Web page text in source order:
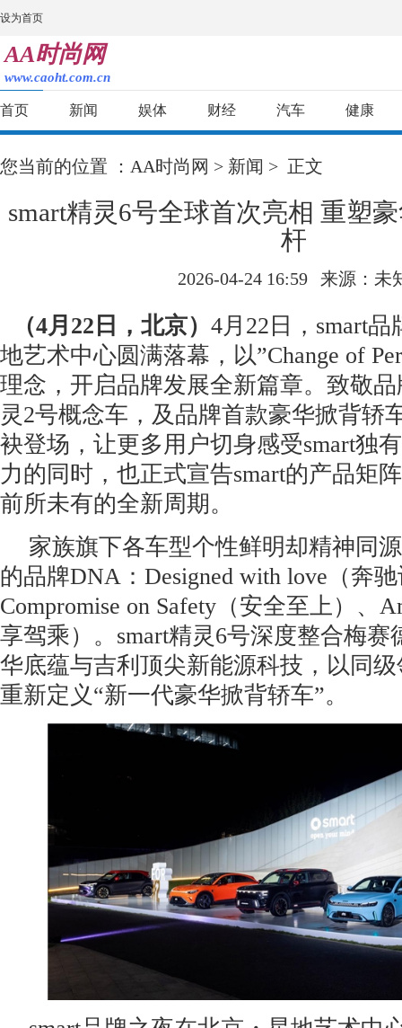
设为首页
AA时尚网
www.caoht.com.cn
首页 新闻 娱体 财经 汽车 健康
您当前的位置 ： AA时尚网 > 新闻 > 正文
smart精灵6号全球首次亮相 重塑
杆
2026-04-24 16:59 来源：未
（4月 22 日，北京） 4月22日，smart
地艺术中心圆满落幕，以”Change of
理念，开启品牌发展全新篇章。致敬品
灵2号概念车，及品牌首款豪华掀背轿
袂登场，让更多用户切身感受smart独
力的同时，也正式宣告smart的产品矩
前所未有的全新周期。
家族旗下各车型个性鲜明却精神同
的品牌DNA：Designed with love（奔
Compromise on Safety（安全至上）、
享驾乘）。smart精灵6号深度整合梅赛
华底蕴与吉利顶尖新能源科技，以同
重新定义“新一代豪华掀背轿车”。